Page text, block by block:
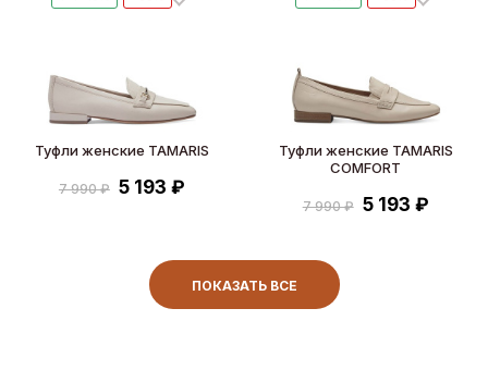
Туфли женские TAMARIS
7 990 ₽ 5 193 ₽
Туфли женские TAMARIS
COMFORT
7 990 ₽ 5 193 ₽
ПОКАЗАТЬ ВСЕ